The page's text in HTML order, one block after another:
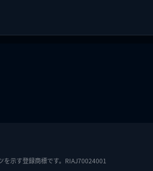
示す登録商標です。RIAJ70024001